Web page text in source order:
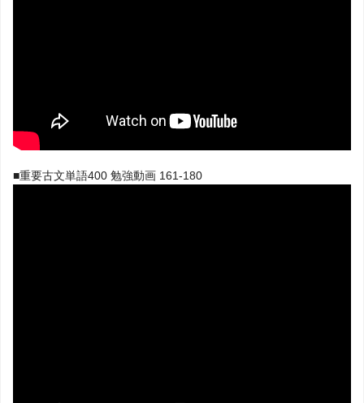
■重要古文単語400 勉強動画 161-180